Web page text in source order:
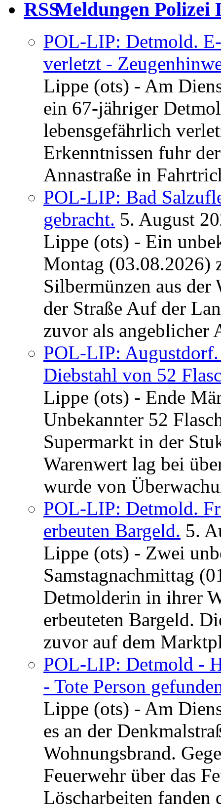
Meldungen Polizei
POL-LIP: Detmold.
verletzt -
Lippe (ots) - Am
ein 67-jähriger
lebensgefährlich
Erkenntnissen fuhr
Annastraße in
POL-LIP: Bad
gebracht. 5. August
Lippe (ots) - Ein
Montag (03.08.2026)
Silbermünzen aus der
der Straße Auf der
zuvor als angeblicher
POL-LIP:
Diebstahl von 52
Lippe (ots) - Ende
Unbekannter 52
Supermarkt in der
Warenwert lag bei
wurde von
POL-LIP: Detmold.
erbeuten Bargeld. 5.
Lippe (ots) - Zwei
Samstagnachmittag
Detmolderin in ihrer
erbeuteten Bargeld.
zuvor auf dem
POL-LIP: Detmold -
- Tote Person
Lippe (ots) - Am
es an der
Wohnungsbrand.
Feuerwehr über das
Löscharbeiten fanden